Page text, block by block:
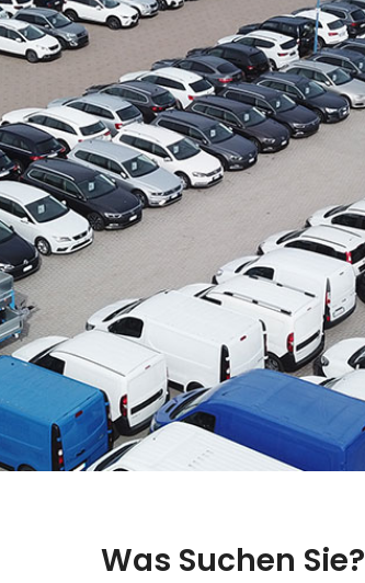
Was Suchen Sie?